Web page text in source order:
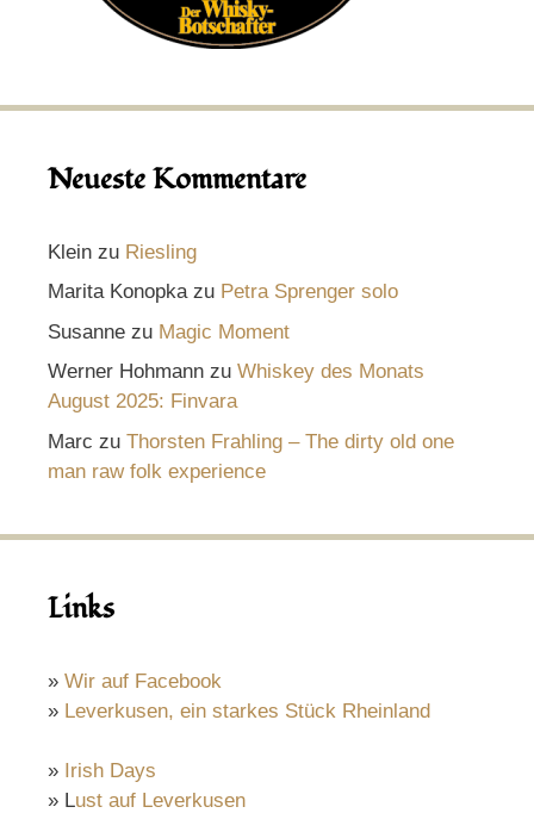
Neueste Kommentare
Klein zu Riesling
Marita Konopkazu Petra Sprenger solo
Susanne zu Magic Moment
Werner Hohmann zu Whiskey des Monats
August 2025: Finvara
Marc zu Thorsten Frahling – The dirty old one
man raw folk experience
Links
» Wir auf Facebook
» Leverkusen, ein starkes Stück Rheinland
» Irish Days
» Lust auf Leverkusen